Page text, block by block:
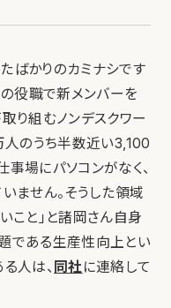
ばかりのカミナシです
役職で新メンバーを
り組むノンデスクワー
のうち半数近い3,100
場にパソコンがなく、
ません。そうした領域
こと」と諸岡さん自身
である生産性向上とい
人は、 同社に連絡して